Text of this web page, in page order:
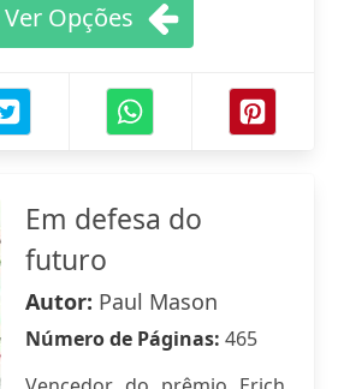
Ver Opções
Em defesa do
futuro
Autor: Paul Mason
Número de Páginas: 465